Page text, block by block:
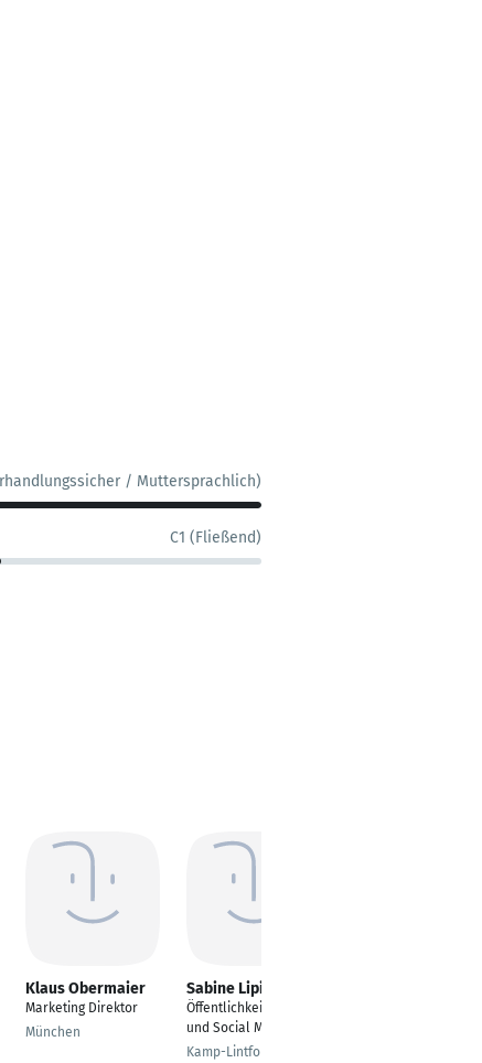
/ Muttersprachlich)
C1 (Fließend)
Klaus Obermaier
Marketing Direktor
München
Sabine Lipiak M.A.
Öffentlichkeitsarbeit
und Social Media
Kamp-Lintfort